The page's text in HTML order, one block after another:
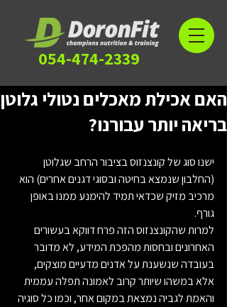
האם אכילת מאכלים נטולי גלוטן
בריאה יותר עבורנו?
ישנו סוג של קונצנזוס בציבור הרחב שגלוטן
(החלבון שנמצא בחיטה ובסוגי דגנים אחרים) הוא
מרכיב מזיק שכדאי תמיד להימנע ממנו באופן
גורף.
למרות שהקונצנזוס הזה פרח דווקא בעשורים
האחרונים ובחסות מהפכת המידע, לא מדובר
בעובדה שנשענת על אדנים מדעיים מוצקים,
אלא במשהו שיותר קרוב לאמונה תפלה עממית
והאמת לגביה נמצאת במקום אחר, וכמו כל סוגיה